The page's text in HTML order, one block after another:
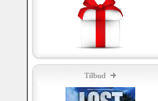
Tilbud